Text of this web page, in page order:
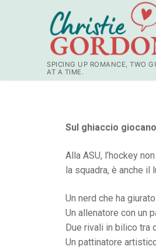
SPICING UP ROMANCE, TWO
AT A TIME.
Sul ghiaccio
Alla ASU, l’hockey
la squadra, è anche
Un nerd che ha
Un allenatore con un
Due rivali in bilico tra
Un pattinatore